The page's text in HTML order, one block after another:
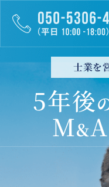
士業を
5年後
M&A